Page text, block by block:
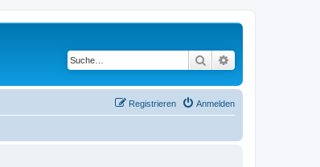
Suche
Anmelden
Registrieren